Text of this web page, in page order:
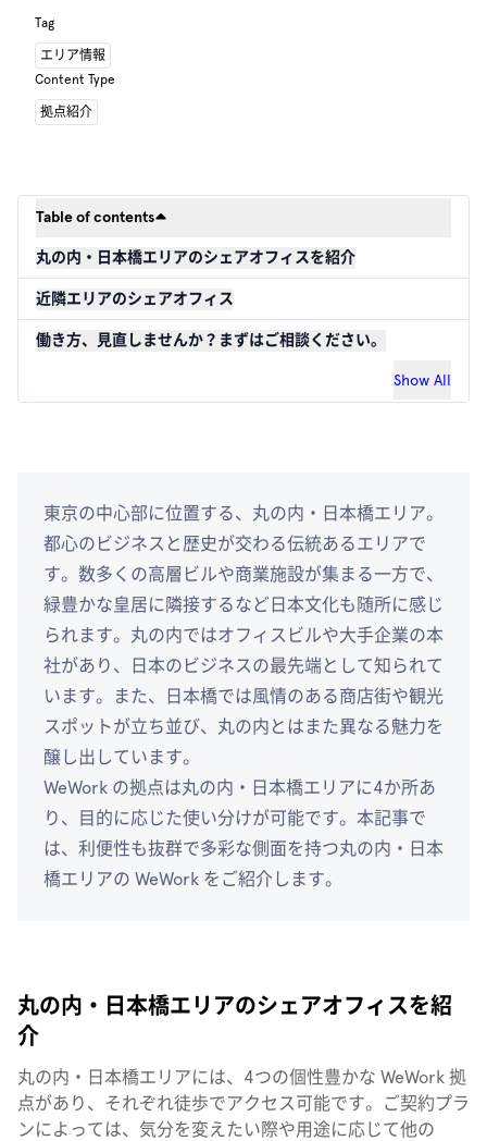
Tag
エリア情報
Content Type
拠点紹介
Table of contents
丸の内・日本橋エリアのシェアオフィスを紹介
近隣エリアのシェアオフィス
働き方、見直しませんか？まずはご相談ください。
Show All
東京の中心部に位置する、丸の内・日本橋エリア。
都心のビジネスと歴史が交わる伝統あるエリアで
す。数多くの高層ビルや商業施設が集まる一方で、
緑豊かな皇居に隣接するなど日本文化も随所に感じ
られます。丸の内ではオフィスビルや大手企業の本
社があり、日本のビジネスの最先端として知られて
います。また、日本橋では風情のある商店街や観光
スポットが立ち並び、丸の内とはまた異なる魅力を
醸し出しています。
WeWork の拠点は丸の内・日本橋エリアに4か所あ
り、目的に応じた使い分けが可能です。本記事で
は、利便性も抜群で多彩な側面を持つ丸の内・日本
橋エリアの WeWork をご紹介します。
丸の内・日本橋エリアのシェアオフィスを紹
介
丸の内・日本橋エリアには、4つの個性豊かな WeWork 拠
点があり、それぞれ徒歩でアクセス可能です。ご契約プラ
ンによっては、気分を変えたい際や用途に応じて他の